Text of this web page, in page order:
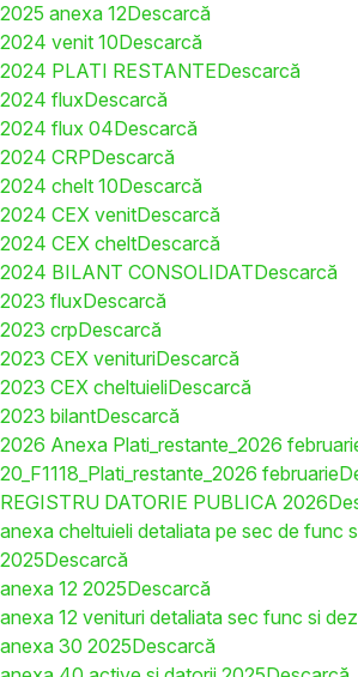
2025 anexa 12Descarcă
2024 venit 10Descarcă
2024 PLATI RESTANTEDescarcă
2024 fluxDescarcă
2024 flux 04Descarcă
2024 CRPDescarcă
2024 chelt 10Descarcă
2024 CEX venitDescarcă
2024 CEX cheltDescarcă
2024 BILANT CONSOLIDATDescarcă
2023 fluxDescarcă
2023 crpDescarcă
2023 CEX venituriDescarcă
2023 CEX cheltuieliDescarcă
2023 bilantDescarcă
2026 Anexa Plati_restante_2026
20_F1118_Plati_restante_2026 februarie
REGISTRU DATORIE PUBLICA 2026
anexa cheltuieli detaliata pe sec de func
2025Descarcă
anexa 12 2025Descarcă
anexa 12 venituri detaliata sec func si
anexa 30 2025Descarcă